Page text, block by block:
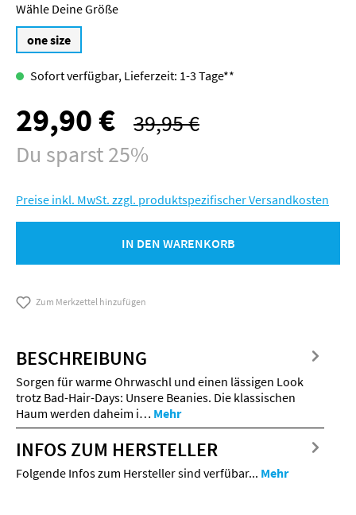
Größe
one size
Sofort verfügbar, Lieferzeit: 1-3 Tage**
Verkaufspreis:
29,90 € Regulärer Preis:
39,95 €
Du sparst 25%
Preise inkl. MwSt. zzgl. produktspezifischer Versandkosten
IN DEN WARENKORB
Zum Merkzettel hinzufügen
BESCHREIBUNG
Sorgen für warme Ohrwaschl und einen lässigen Look
trotz Bad-Hair-Days: Unsere Beanies. Die klassischen
Haum werden daheim i… Mehr
INFOS ZUM HERSTELLER
Folgende Infos zum Hersteller sind verfübar... Mehr